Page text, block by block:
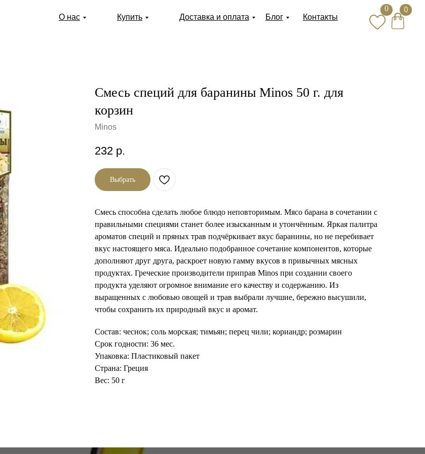
Купить Контакты
Доставка и оплата
О нас Блог
0 0
Смесь специй для баранины Minos 50 г. для
корзин
Minos
232 р.
Выбрать
Смесь способна сделать любое блюдо неповторимым. Мясо барана в сочетании с
правильными специями станет более изысканным и утончённым. Яркая палитра
ароматов специй и пряных трав подчёркивает вкус баранины, но не перебивает
вкус настоящего мяса. Идеально подобранное сочетание компонентов, которые
дополняют друг друга, раскроет новую гамму вкусов в привычных мясных
продуктах. Греческие производители приправ Minos при создании своего
продукта уделяют огромное внимание его качеству и содержанию. Из
выращенных с любовью овощей и трав выбрали лучшие, бережно высушили,
чтобы сохранить их природный вкус и аромат.
Состав: чеснок; соль морская; тимьян; перец чили; кориандр; розмарин
Срок годности: 36 мес.
Упаковка: Пластиковый пакет
Страна: Греция
Вес: 50 г